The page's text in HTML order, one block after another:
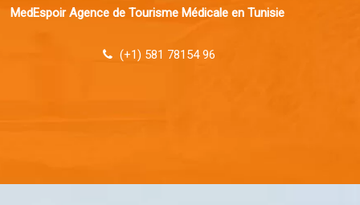
MedEspoir Agence de Tourisme Médicale en Tunisie
(+1) 581 78154 96